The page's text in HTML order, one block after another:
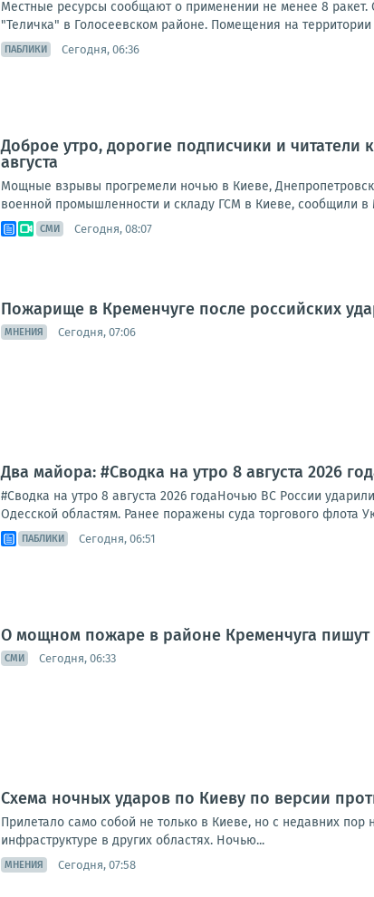
Местные ресурсы сообщают о применении не менее 8
"Теличка" в Голосеевском районе. Помещения на
ПАБЛИКИ Сегодня, 06:36
Доброе утро, дорогие подписчики и читатели
августа
Мощные взрывы прогремели ночью в Киеве,
военной промышленности и складу ГСМ в Киеве, сообщили
СМИ Сегодня, 08:07
Пожарище в Кременчуге после российских
МНЕНИЯ Сегодня, 07:06
Два майора: #Сводка на утро 8 августа 2026
#Сводка на утро 8 августа 2026 годаНочью ВС России
Одесской областям. Ранее поражены суда торгового флота
ПАБЛИКИ Сегодня, 06:51
О мощном пожаре в районе Кременчуга пишут
СМИ Сегодня, 06:33
Схема ночных ударов по Киеву по версии
Прилетало само собой не только в Киеве, но с недавних
инфраструктуре в других областях. Ночью...
МНЕНИЯ Сегодня, 07:58